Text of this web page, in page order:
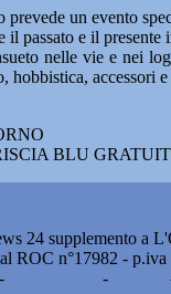
un evento
passato e il presente
nelle vie e nei
hobbistica,
BLU
24 supplemento a
ROC n°17982 -
- -